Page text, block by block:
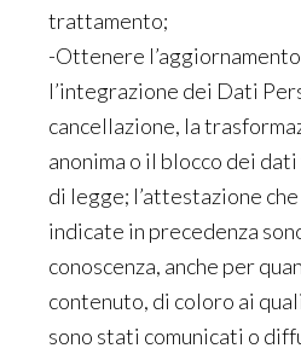
trattamento;
-Ottenere
l’integrazione dei Dati
cancellazione, la
anonima o il blocco dei
di legge; l’attestazione
indicate in precedenza
conoscenza, anche per
contenuto, di coloro ai
sono stati comunicati o